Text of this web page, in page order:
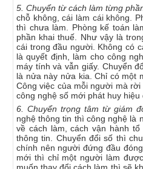
5. Chuyển từ cách làm từng
chỗ không, cái làm cái không.
thì chưa làm. Phòng kế toán
phần khai thuế. Như vậy là
cái trong đầu người. Không có
là quyết định, làm cho công
máy tính và vẫn giấy. Chuyển
là nửa này nửa kia. Chỉ có một
Công việc của mỗi người mà
công nghệ số mới phát huy hiệu
6. Chuyển trọng tâm từ giám
nghệ thông tin thì công nghệ là
về cách làm, cách vận hành
thông tin. Chuyển đổi số thì
chính nên người đứng đầu
mới thì chỉ một người làm